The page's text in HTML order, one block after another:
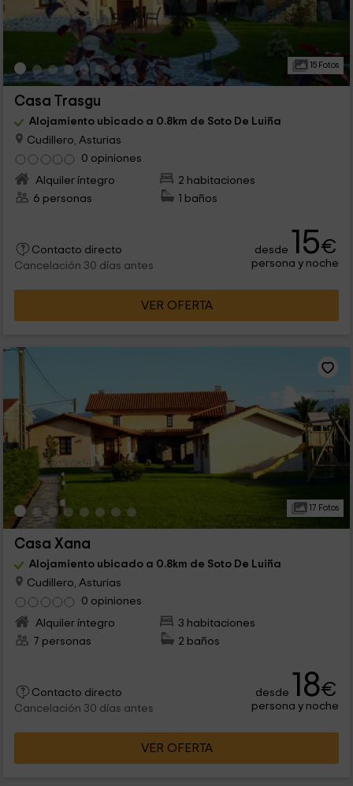
15 Fotos
Casa Trasgu
Alojamiento ubicado a 0.8km de Soto De Luiña
Cudillero, Asturias
0 opiniones
Alquiler íntegro
2 habitaciones
6 personas
1 baños
Contacto directo
Cancelación 30 días antes
desde 15€
persona y noche
VER OFERTA
17 Fotos
Casa Xana
Alojamiento ubicado a 0.8km de Soto De Luiña
Cudillero, Asturias
0 opiniones
Alquiler íntegro
3 habitaciones
7 personas
2 baños
Contacto directo
Cancelación 30 días antes
desde 18€
persona y noche
VER OFERTA